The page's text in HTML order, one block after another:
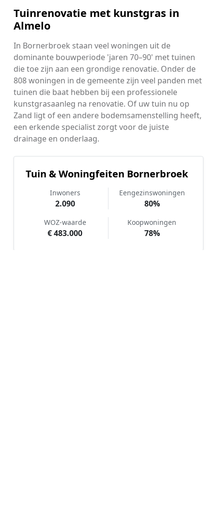
Tuinrenovatie met kunstgras in
Almelo
In Bornerbroek staan veel woningen uit de
dominante bouwperiode 'jaren 70–90' met tuinen
die toe zijn aan een grondige renovatie. Onder de
808 woningen in de gemeente zijn veel panden met
tuinen die baat hebben bij een professionele
kunstgrasaanleg na renovatie. Of uw tuin nu op
Zand ligt of een andere bodemsamenstelling heeft,
een erkende specialist zorgt voor de juiste
drainage en onderlaag.
Tuin & Woningfeiten Bornerbroek
Inwoners
2.090
Eengezinswoningen
80%
WOZ-waarde
€ 483.000
Koopwoningen
78%